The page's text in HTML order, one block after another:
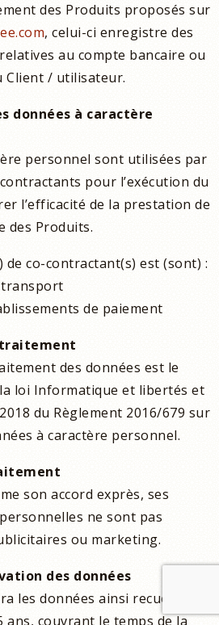
des Produits proposés sur
, celui-ci enregistre des
au compte bancaire ou
Client / utilisateur.
données à caractère
personnel sont utilisées par
pour l’exécution du
l’efficacité de la prestation de
des Produits.
de co-contractant(s) est (sont) :
transport
de paiement
traitement
des données est le
loi Informatique et libertés et
du Règlement 2016/679 sur
à caractère personnel.
son accord exprès, ses
ne sont pas
ou marketing.
des données
les données ainsi recueillies
ans, couvrant le temps de la